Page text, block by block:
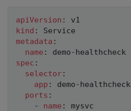
apiVersion :
kind :
metadata :
name : demo-
spec :
selector:
app : demo-healthcheck
ports :
-
name :
mysvc